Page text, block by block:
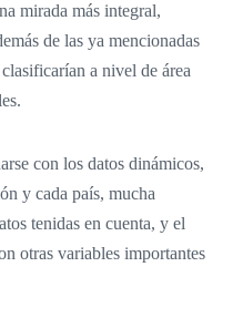
mirada más integral,
de las ya mencionadas
a nivel de área
con los datos dinámicos,
y cada país, mucha
tenidas en cuenta, y el
otras variables importantes